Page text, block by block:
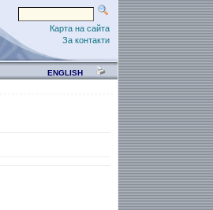
Карта на сайта
За контакти
ENGLISH